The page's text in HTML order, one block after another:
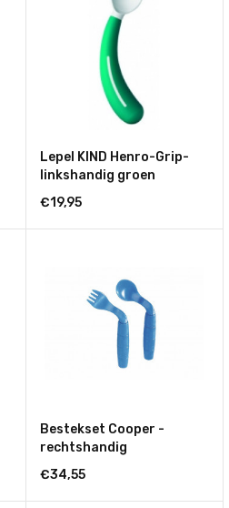
Lepel KIND Henro-Grip-
linkshandig groen
€19,95
Bestekset Cooper -
rechtshandig
€34,55